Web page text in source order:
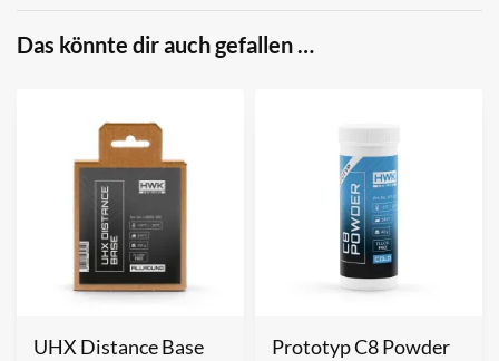
Das könnte dir auch gefallen …
UHX Distance Base Prototyp C8 Powder